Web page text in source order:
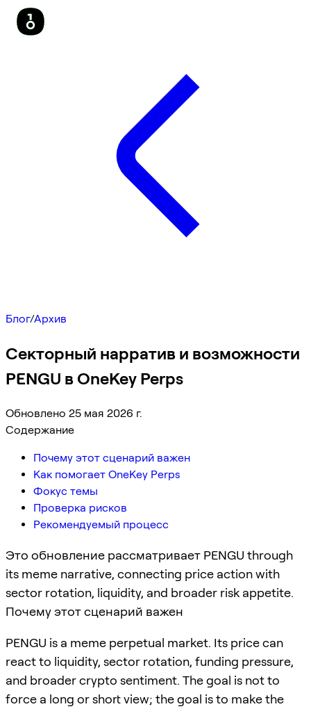
Блог/Архив
Секторный нарратив и возможности
PENGU в OneKey Perps
Обновлено 25 мая 2026 г.
Содержание
Почему этот сценарий важен
Как помогает OneKey Perps
Фокус темы
Проверка рисков
Рекомендуемый процесс
Это обновление рассматривает PENGU through
its meme narrative, connecting price action with
sector rotation, liquidity, and broader risk appetite.
Почему этот сценарий важен
PENGU is a meme perpetual market. Its price can
react to liquidity, sector rotation, funding pressure,
and broader crypto sentiment. The goal is not to
force a long or short view; the goal is to make the